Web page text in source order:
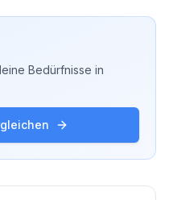
Bedürfnisse in